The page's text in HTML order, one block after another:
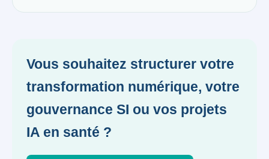
Vous souhaitez structurer votre
transformation numérique, votre
gouvernance SI ou vos projets
IA en santé ?